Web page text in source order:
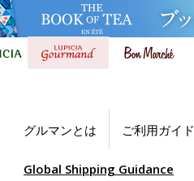
グルマンとは ご利用ガイド
Global Shipping Guidance